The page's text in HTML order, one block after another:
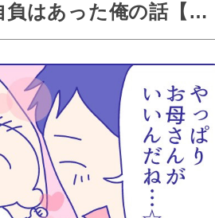
負はあった俺の話【ぴ
ワの部屋①】